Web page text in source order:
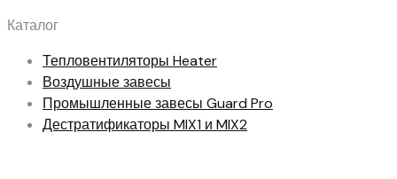
Каталог
Тепловентиляторы Heater
Воздушные завесы
Промышленные завесы Guard Pro
Дестратификаторы MIX1 и MIX2